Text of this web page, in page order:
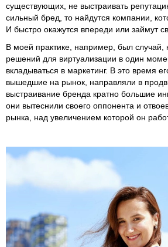
существующих, не выстраивать
сильный бред, то найдутся компании,
И быстро окажутся впереди или займут
В моей практике, например, был случай,
решений для виртуализации в один
вкладываться в маркетинг. В это время
вышедшие на рынок, направляли в
выстраивание бренда кратно большие
они вытеснили своего оппонента и
рынка, над увеличением которой он